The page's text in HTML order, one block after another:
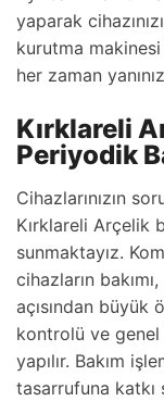
yaparak
kurutma
her zaman
Kırklareli
Periyodik
Cihazlarınızın
Kırklareli Arçelik
sunmaktayız.
cihazların
açısından büyük
kontrolü ve
yapılır. Bakım
tasarrufuna katkı